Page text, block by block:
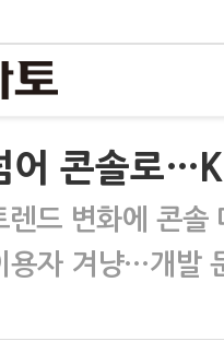
어 콘솔로
렌드 변화에 콘솔
용자 겨냥…개발